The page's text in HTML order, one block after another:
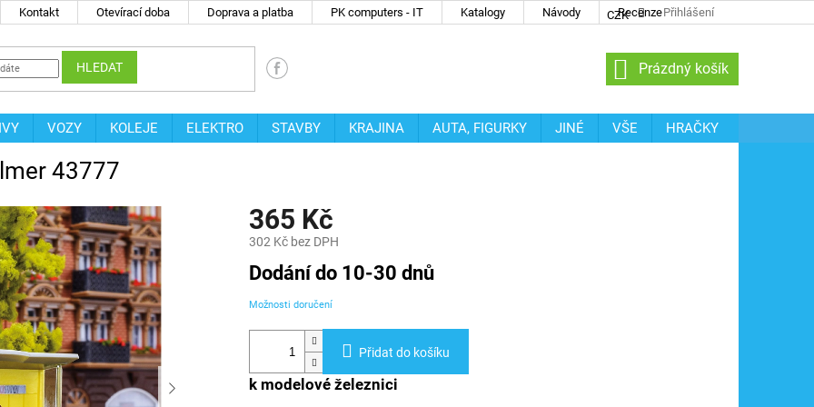
Kontakt Otevírací doba Doprava a platba PK computers - IT Katalogy Návody Recenze
CZK Přihlášení
HLEDAT
NÁKUPNÍ
KOŠÍK
Prázdný košík
VOZY KOLEJE ELEKTRO STAVBY KRAJINA AUTA, FIGURKY JINÉ VŠE
HRAČKY
43777
365 Kč
302 Kč bez DPH
Měrná
cena:
Dodání do 10-30 dnů
Možnosti doručení
Přidat do košíku
k modelové železnici